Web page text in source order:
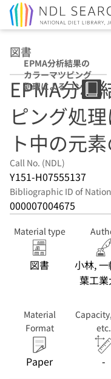
図書
EPMA分析結果の
カラーマツピング
処理によるコンク
リート中の元素の
存在状態判定法
EPMA分析
ピング処
ト中の元
Call No. (NDL)
Y151-H07555137
Bibliographic ID of
000007004675
Material type
図書
小林,
葉工業
Material
Format
Paper
etc.
-